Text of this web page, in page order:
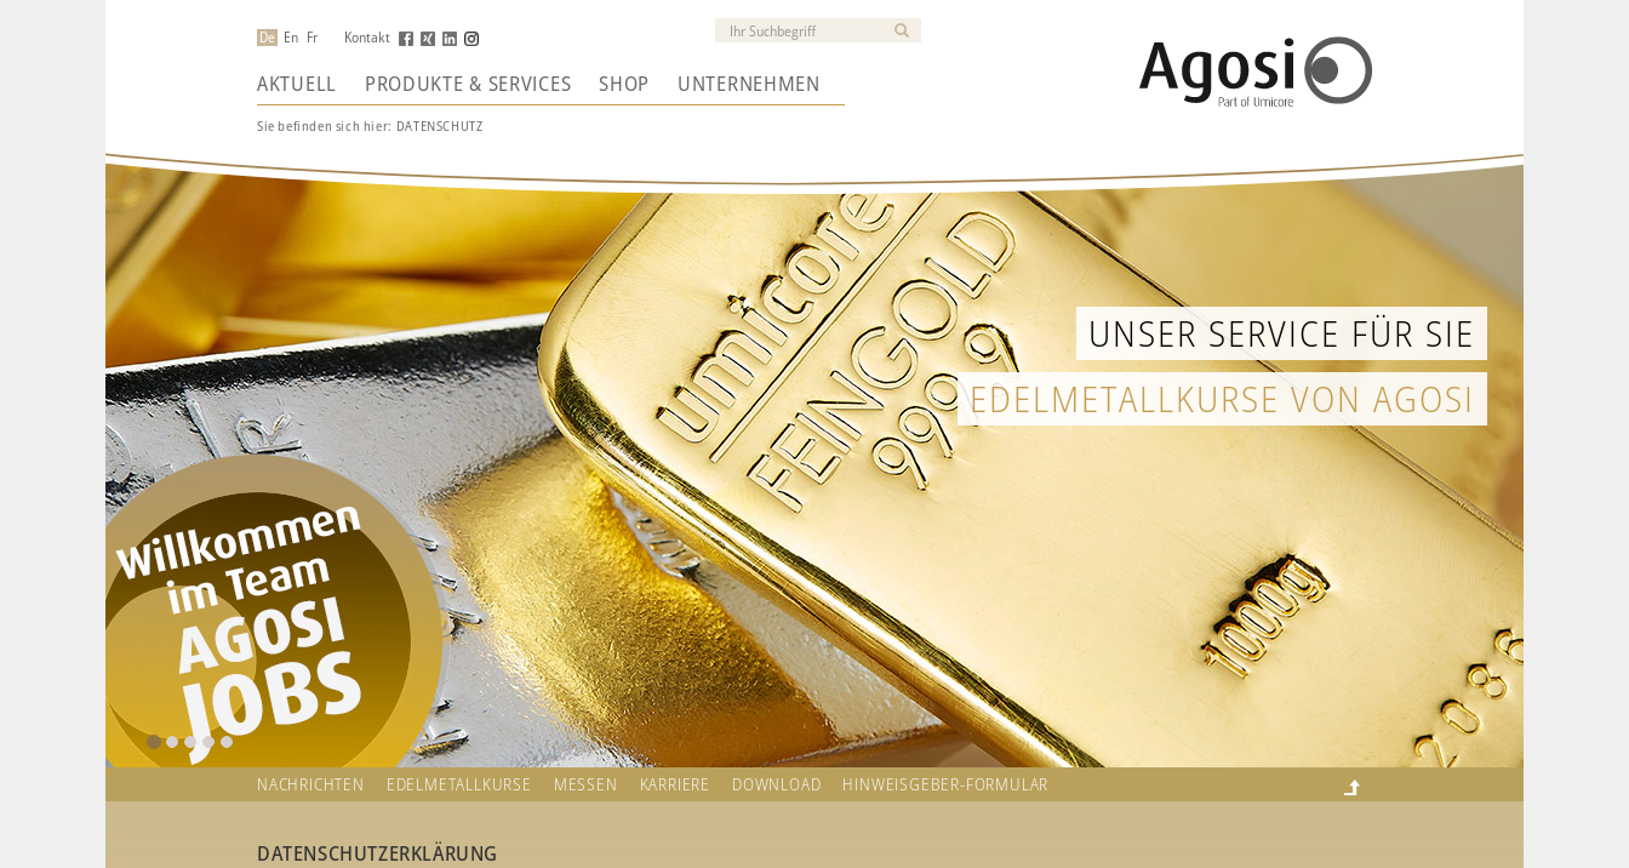
De En Fr Kontakt
AKTUELL PRODUKTE & SERVICES SHOP UNTERNEHMEN
Sie befinden sich hier: DATENSCHUTZ
UNSER SERVICE FÜR SIE
EDELMETALLKURSE VON AGOSI
NACHRICHTEN EDELMETALLKURSE MESSEN KARRIERE DOWNLOAD HINWEISGEBER-FORMULAR
DATENSCHUTZERKLÄRUNG